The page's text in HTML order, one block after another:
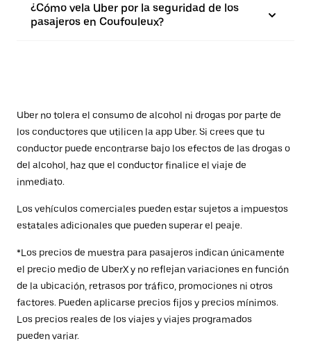
¿Cómo vela Uber por la seguridad de los
pasajeros en Coufouleux?
Uber no tolera el consumo de alcohol ni drogas por parte de
los conductores que utilicen la app Uber. Si crees que tu
conductor puede encontrarse bajo los efectos de las drogas o
del alcohol, haz que el conductor finalice el viaje de
inmediato.
Los vehículos comerciales pueden estar sujetos a impuestos
estatales adicionales que pueden superar el peaje.
*Los precios de muestra para pasajeros indican únicamente
el precio medio de UberX y no reflejan variaciones en función
de la ubicación, retrasos por tráfico, promociones ni otros
factores. Pueden aplicarse precios fijos y precios mínimos.
Los precios reales de los viajes y viajes programados
pueden variar.